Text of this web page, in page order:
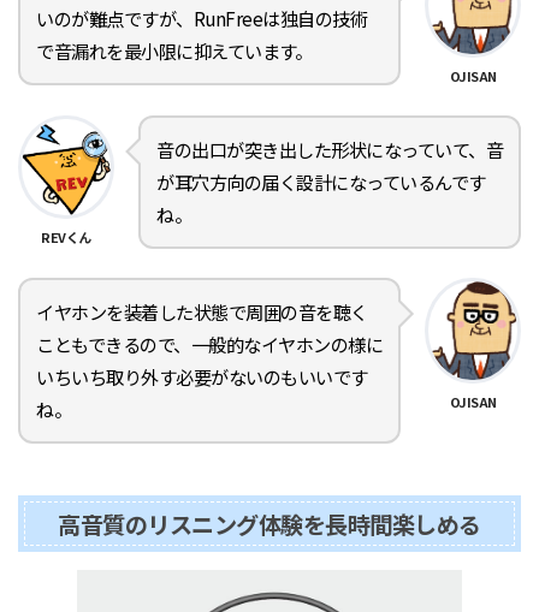
いのが難点ですが、RunFreeは独自の技術
で音漏れを最小限に抑えています。
OJISAN
REVくん
音の出口が突き出した形状になっていて、音
が耳穴方向の届く設計になっているんです
ね。
イヤホンを装着した状態で周囲の音を聴く
こともできるので、一般的なイヤホンの様に
いちいち取り外す必要がないのもいいです
ね。
OJISAN
高音質のリスニング体験を長時間楽しめる